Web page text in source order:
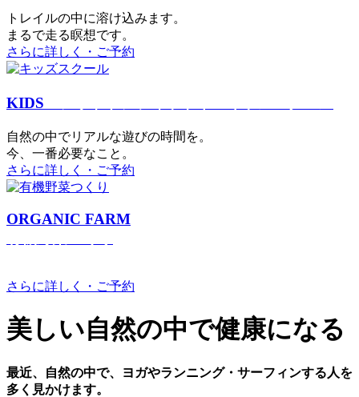
トレイルの中に溶け込みます。
まるで⾛る瞑想です。
さらに詳しく・ご予約
KIDS
⾃然の中でリアルな遊びの時間を。
今、⼀番必要なこと。
さらに詳しく・ご予約
ORGANIC FARM
さらに詳しく・ご予約
美しい⾃然の中で健康になる
最近、⾃然の中で、ヨガやランニング・サーフィンする⼈を
多く⾒かけます。